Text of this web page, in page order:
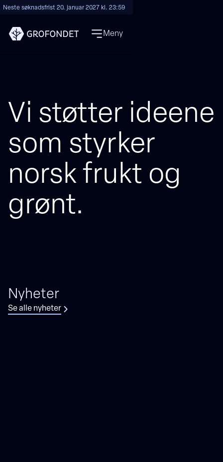
Neste søknadsfrist 20. januar 2027 kl. 23:59
Meny
Vi støtter ideene
som styrker
norsk frukt og
grønt.
Nyheter
Se alle nyheter